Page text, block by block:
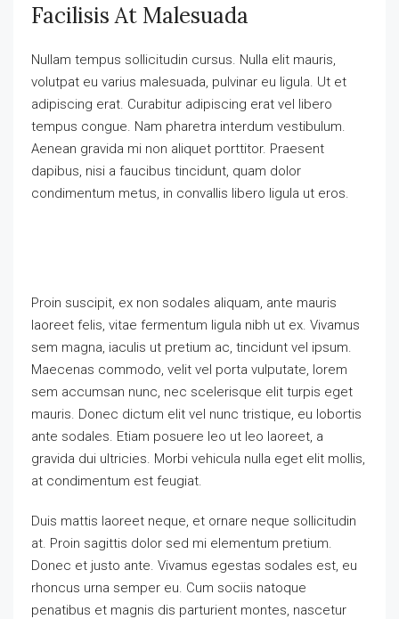
Facilisis At Malesuada
Nullam tempus sollicitudin cursus. Nulla elit mauris,
volutpat eu varius malesuada, pulvinar eu ligula. Ut et
adipiscing erat. Curabitur adipiscing erat vel libero
tempus congue. Nam pharetra interdum vestibulum.
Aenean gravida mi non aliquet porttitor. Praesent
dapibus, nisi a faucibus tincidunt, quam dolor
condimentum metus, in convallis libero ligula ut eros.
Proin suscipit, ex non sodales aliquam, ante mauris
laoreet felis, vitae fermentum ligula nibh ut ex. Vivamus
sem magna, iaculis ut pretium ac, tincidunt vel ipsum.
Maecenas commodo, velit vel porta vulputate, lorem
sem accumsan nunc, nec scelerisque elit turpis eget
mauris. Donec dictum elit vel nunc tristique, eu lobortis
ante sodales. Etiam posuere leo ut leo laoreet, a
gravida dui ultricies. Morbi vehicula nulla eget elit mollis,
at condimentum est feugiat.
Duis mattis laoreet neque, et ornare neque sollicitudin
at. Proin sagittis dolor sed mi elementum pretium.
Donec et justo ante. Vivamus egestas sodales est, eu
rhoncus urna semper eu. Cum sociis natoque
penatibus et magnis dis parturient montes, nascetur